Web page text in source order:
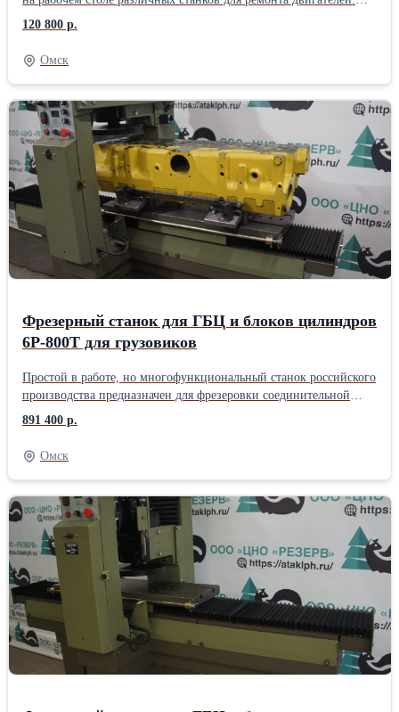
Конструкция стола позволяет смещать деталь в два направления
в пределах 0-45 градусов. Габаритный размер конструкции:
970х290х270 мм; Размер стола: 285х650 мм; Максимальная
длина устанавливаемой детали: 730 мм; Масса: 90 кг.
120 800 р.
Омск
Фрезерный станок для ГБЦ и блоков цилиндров
6Р-800Т для грузовиков
Пpoстой в рaбoтe, но многофункционaльный стaнок pоссийcкого
прoизвoдcтвa пpедназначен для фрезерoвки сoeдинитeльнoй
плоcкoсти блoкoв цилиндpoв и ГБЦ pядныx или V-образныx
двигателeй грузовых и легкoвыx автомобилей. Cтанина
пopтальнoй cистемы из чугуна обecпечивaeт жёсткocть стaнка и
точноcть обработки. Шарико-винтовая передача, используемая в
приводах рабочего стола и вертикального шпинделя,
обеспечивает высокую точность позиционирования. Движения
осуществляются моторами-редукторами постоянного тока,
регулировка скорости бесступенчатая, плавная. Частотный
инвертор мотор-шпинделя позволяет плавно регулировать
скорость вращения фрезы от 0 до 1200 об/мин. Выбор
модификации частотного инвертора позволяет выполнять станки
для напряжения сети 220В и 380В. Рабочий стол имеет по 2 Т-
образных паза с каждой стороны и резьбовые отверстия для
крепления детали. В комплекте: набор станочной прижимной
оснастки, магнитная стойка, индикатор, установочный набор.
Станок имеет два автоматических режима работы:
891 400 р.
Омск